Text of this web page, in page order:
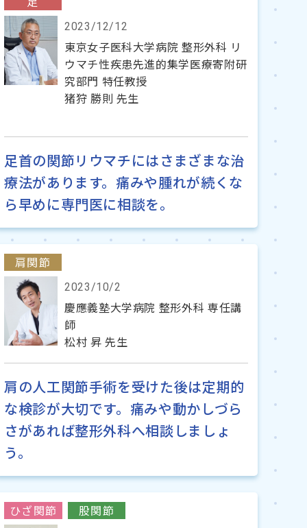
2023/12/12
東京女子医科大学病院 整形外科 リ
ウマチ性疾患先進的集学医療寄附研
究部門 特任教授
猪狩 勝則 先生
足首の関節リウマチにはさまざまな治
療法があります。痛みや腫れが続くな
ら早めに専門医に相談を。
肩関節
2023/10/2
慶應義塾大学病院 整形外科 専任講
師
松村 昇 先生
肩の人工関節手術を受けた後は定期的
な検診が大切です。痛みや動かしづら
さがあれば整形外科へ相談しましょ
う。
ひざ関節 股関節